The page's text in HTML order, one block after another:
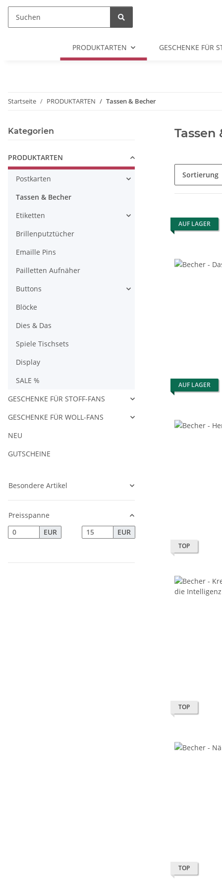
PRODUKTARTEN GESCHENKE FÜR
Startseite PRODUKTARTEN Tassen & Becher
Tassen
Sortierung
AUF LAGER
AUF LAGER
TOP
TOP
TOP
Kategorien
PRODUKTARTEN
Postkarten
Tassen & Becher
Etiketten
Brillenputztücher
Emaille Pins
Pailletten Aufnäher
Buttons
Blöcke
Dies & Das
Spiele Tischsets
Display
SALE %
GESCHENKE FÜR STOFF-FANS
GESCHENKE FÜR WOLL-FANS
NEU
GUTSCHEINE
Besondere Artikel
Preisspanne
EUR
EUR